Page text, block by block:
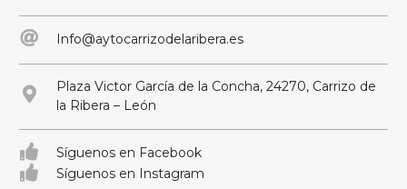
Info@aytocarrizodelaribera.es
Plaza Victor García de la Concha, 24270, Carrizo de
la Ribera – León
Síguenos en Facebook
Síguenos en Instagram